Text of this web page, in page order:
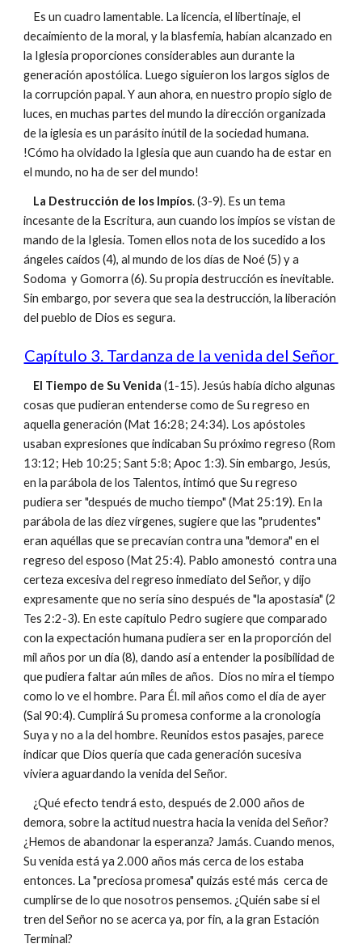
Es un cuadro lamentable. La licencia, el libertinaje, el
decaimiento de la moral, y la blasfemia, habían alcanzado en
la Iglesia proporciones considerables aun durante la
generación apostólica. Luego siguieron los largos siglos de
la corrupción papal. Y aun ahora, en nuestro propio siglo de
luces, en muchas partes del mundo la dirección organizada
de la iglesia es un parásito inútil de la sociedad humana.
!Cómo ha olvidado la Iglesia que aun cuando ha de estar en
el mundo, no ha de ser del mundo!
La Destrucción de los Impíos. (3-9). Es un tema
incesante de la Escritura, aun cuando los impíos se vistan de
mando de la Iglesia. Tomen ellos nota de los sucedido a los
ángeles caídos (4), al mundo de los días de Noé (5) y a
Sodoma y Gomorra (6). Su propia destrucción es inevitable.
Sin embargo, por severa que sea la destrucción, la liberación
del pueblo de Dios es segura.
Capítulo 3. Tardanza de la venida del Señor
El Tiempo de Su Venida (1-15). Jesús había dicho algunas
cosas que pudieran entenderse como de Su regreso en
aquella generación (Mat 16:28; 24:34). Los apóstoles
usaban expresiones que indicaban Su próximo regreso (Rom
13:12; Heb 10:25; Sant 5:8; Apoc 1:3). Sin embargo, Jesús,
en la parábola de los Talentos, intimó que Su regreso
pudiera ser "después de mucho tiempo" (Mat 25:19). En la
parábola de las diez vírgenes, sugiere que las "prudentes"
eran aquéllas que se precavían contra una "demora" en el
regreso del esposo (Mat 25:4). Pablo amonestó contra una
certeza excesiva del regreso inmediato del Señor, y dijo
expresamente que no sería sino después de "la apostasía" (2
Tes 2:2-3). En este capítulo Pedro sugiere que comparado
con la expectación humana pudiera ser en la proporción del
mil años por un día (8), dando así a entender la posibilidad de
que pudiera faltar aún miles de años. Dios no mira el tiempo
como lo ve el hombre. Para Él. mil años como el día de ayer
(Sal 90:4). Cumplirá Su promesa conforme a la cronología
Suya y no a la del hombre. Reunidos estos pasajes, parece
indicar que Dios quería que cada generación sucesiva
viviera aguardando la venida del Señor.
¿Qué efecto tendrá esto, después de 2.000 años de
demora, sobre la actitud nuestra hacia la venida del Señor?
¿Hemos de abandonar la esperanza? Jamás. Cuando menos,
Su venida está ya 2.000 años más cerca de los estaba
entonces. La "preciosa promesa" quizás esté más cerca de
cumplirse de lo que nosotros pensemos. ¿Quién sabe si el
tren del Señor no se acerca ya, por fin, a la gran Estación
Terminal?